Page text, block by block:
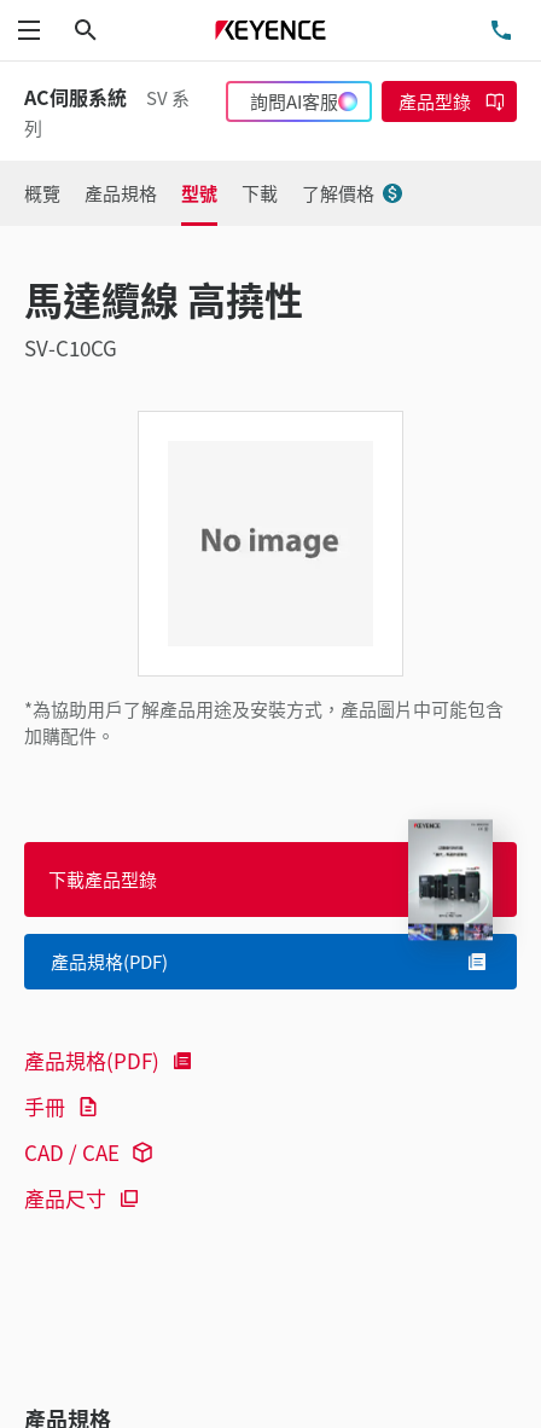
功能表
AC伺服系統
SV 系
列
詢問AI客服 產品型錄
概覽 產品規格 型號 下載 了解價格
馬達纜線 高撓性
SV-C10CG
*為協助用戶了解產品用途及安裝方式，產品圖片中可能包含
加購配件。
下載產品型錄
產品規格(PDF)
產品規格(PDF)
手冊
CAD / CAE
產品尺寸
產品規格